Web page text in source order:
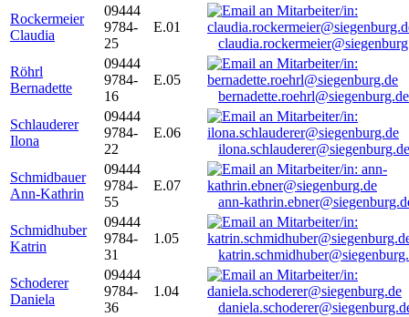
Rockermeier
Claudia
09444
9784-
25
E.01
Röhrl
Bernadette
09444
9784-
16
E.05
bernadette.roehrl@siegenburg.de
Schlauderer
Ilona
09444
9784-
22
E.06
ilona.schlauderer@siegenburg.de
Schmidbauer
Ann-Kathrin
09444
9784-
55
E.07
ann-
Schmidhuber
Katrin
09444
9784-
31
1.05
Schoderer
Daniela
09444
9784-
36
1.04